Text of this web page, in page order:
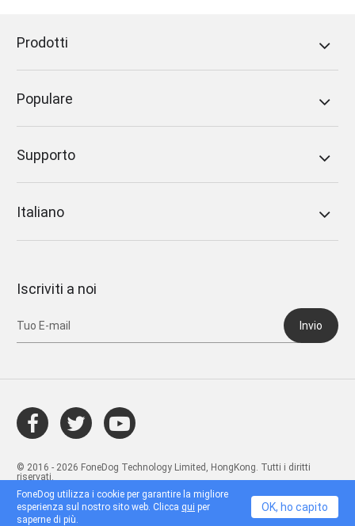
Prodotti
Populare
Supporto
Italiano
Iscriviti a noi
Invio
© 2016 - 2026 FoneDog Technology Limited, HongKong. Tutti i diritti
riservati.
FoneDog utilizza i cookie per garantire la migliore
esperienza sul nostro sito web. Clicca qui per
saperne di più.
OK, ho capito